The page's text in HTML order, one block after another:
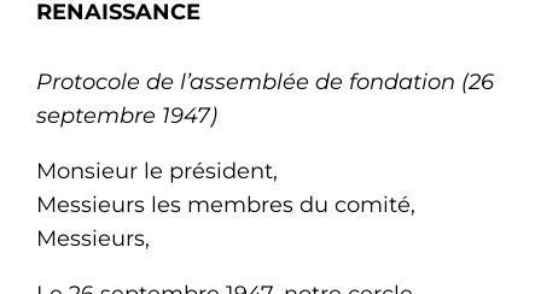
RENAISSANCE
Protocole de l’assemblée de fondation (26
septembre 1947)
Monsieur le président,
Messieurs les membres du comité,
Messieurs,